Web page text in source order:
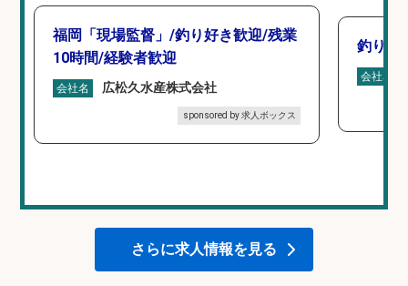
福岡「現場監督」/釣り好き歓迎/残業
10時間/経験者歓迎
会社名 広松久水産株式会社
sponsored by 求人ボックス
釣り具
会社名
さらに求人情報を見る